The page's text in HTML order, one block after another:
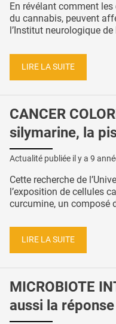
En révélant comment
du cannabis, peuvent
l’Institut neurologique
LIRE LA SUITE
CANCER
silymarine, la
Actualité publiée il y a 9
Cette recherche de
l’exposition de cellules
curcumine, un composé
LIRE LA SUITE
MICROBIOTE
aussi la